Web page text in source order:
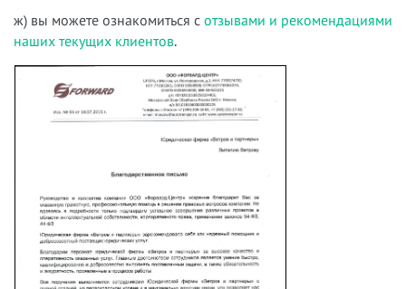
ж) вы можете ознакомиться с отзывами и рекомендациями
наших текущих клиентов.